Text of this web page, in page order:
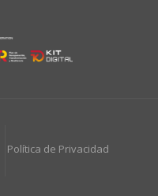
Política de Privacidad